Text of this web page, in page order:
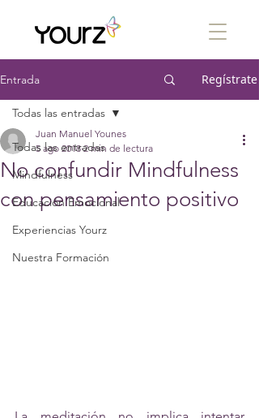
Entrada Regístrate
Todas las entradas
Mindfulness
Educación Emocional
Experiencias Yourz
Nuestra Formación
Todas las entradas
No confundir Mindfulness
con pensamiento positivo
Juan Manuel Younes
5 ago 2018 2 min de lectura